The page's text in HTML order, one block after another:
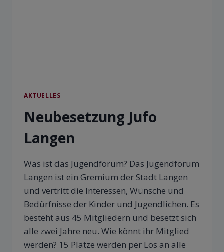
AKTUELLES
Neubesetzung Jufo
Langen
Was ist das Jugendforum? Das Jugendforum
Langen ist ein Gremium der Stadt Langen
und vertritt die Interessen, Wünsche und
Bedürfnisse der Kinder und Jugendlichen. Es
besteht aus 45 Mitgliedern und besetzt sich
alle zwei Jahre neu. Wie könnt ihr Mitglied
werden? 15 Plätze werden per Los an alle